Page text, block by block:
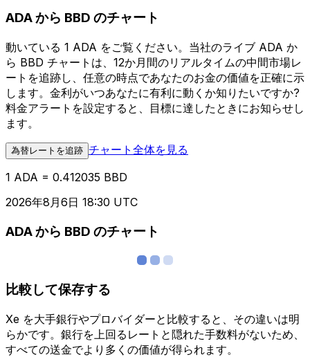
ADA から BBD のチャート
動いている 1 ADA をご覧ください。当社のライブ ADA か
ら BBD チャートは、12か月間のリアルタイムの中間市場レ
ートを追跡し、任意の時点であなたのお金の価値を正確に示
します。金利がいつあなたに有利に動くか知りたいですか?
料金アラートを設定すると、目標に達したときにお知らせし
ます。
為替レートを追跡 チャート全体を見る
1 ADA = 0.412035 BBD
2026年8月6日 18:30 UTC
ADA から BBD のチャート
比較して保存する
Xe を大手銀行やプロバイダーと比較すると、その違いは明
らかです。銀行を上回るレートと隠れた手数料がないため、
すべての送金でより多くの価値が得られます。